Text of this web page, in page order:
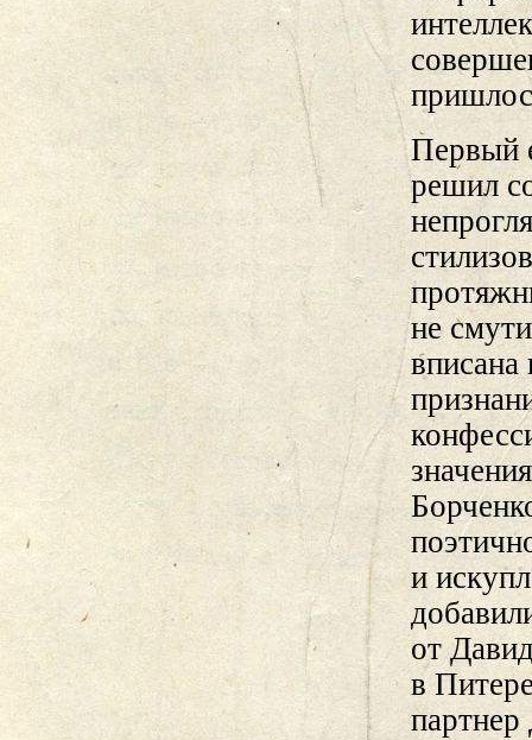
Первый
решил
не
и
от
в